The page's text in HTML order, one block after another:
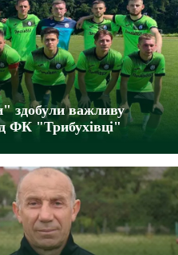
здобули важливу
ФК "Трибухівці"